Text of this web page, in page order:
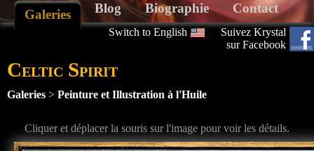
Galeries Blog Biographie Contact
Switch to English
Suivez Krystal
sur Facebook
Celtic Spirit
Galeries > Peinture et Illustration à l'Huile
Cliquer et déplacer la souris sur l'image pour voir les détails.